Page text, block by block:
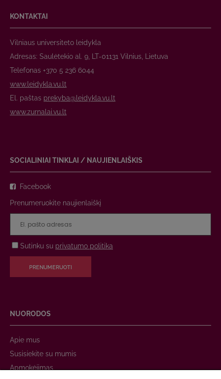
KONTAKTAI
Vilniaus universiteto leidykla
Adresas: Saulėtekio al. 9, LT-01131 Vilnius, Lietuva
Telefonas +370 5 236 6044
www.leidykla.vu.lt
El. paštas prekyba@leidykla.vu.lt
www.zurnalai.vu.lt
SOCIALINIAI TINKLAI / NAUJIENLAIŠKIS
Facebook
Prenumeruokite naujienlaiškį
Sutinku su privatumo politika
PRENUMERUOTI
NUORODOS
Apie mus
Susisiekite su mumis
Apmokėjimas